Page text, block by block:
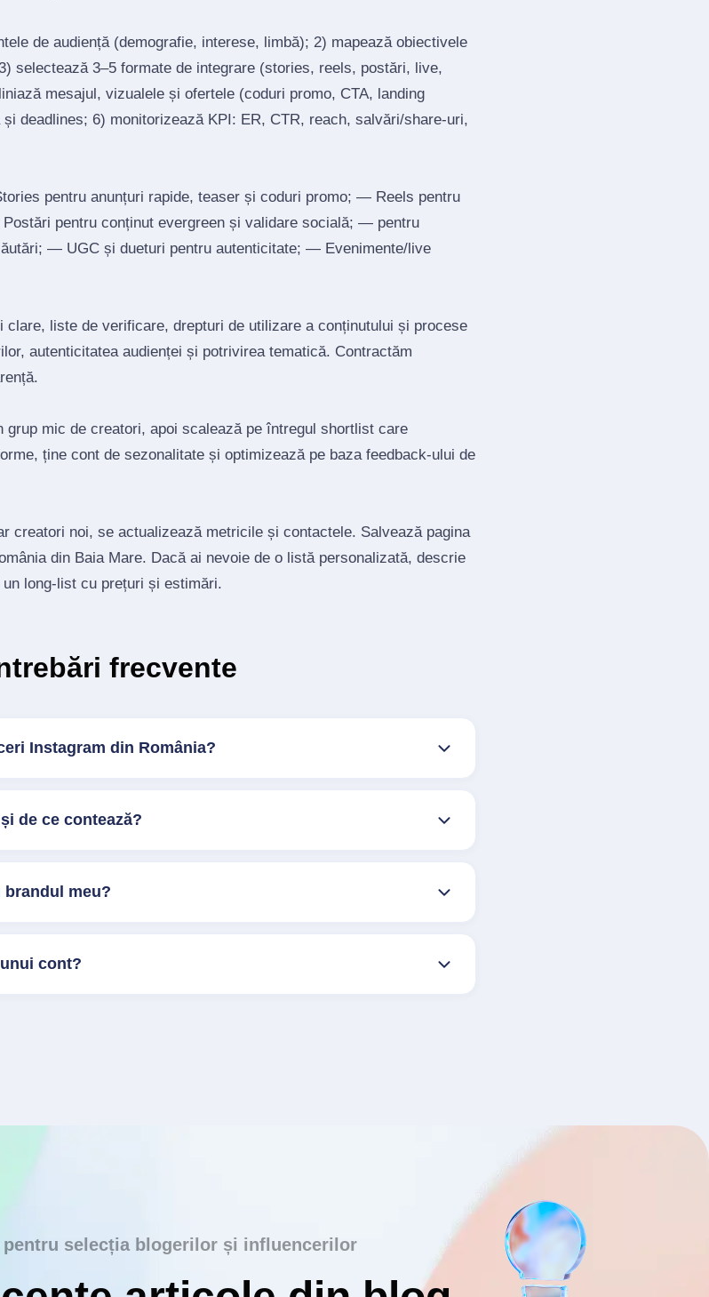
de audiență (demografie, interese, limbă); 2) mapează obiectivele
selectează 3–5 formate de integrare (stories, reels, postări, live,
mesajul, vizualele și ofertele (coduri promo, CTA, landing
deadlines; 6) monitorizează KPI: ER, CTR, reach, salvări/share‑uri,
pentru anunțuri rapide, teaser și coduri promo; — Reels pentru
pentru conținut evergreen și validare socială; — pentru
— UGC și dueturi pentru autenticitate; — Evenimente/live
clare, liste de verificare, drepturi de utilizare a conținutului și procese
autenticitatea audienței și potrivirea tematică. Contractăm
grup mic de creatori, apoi scalează pe întregul shortlist care
ține cont de sezonalitate și optimizează pe baza feedback‑ului de
creatori noi, se actualizează metricile și contactele. Salvează pagina
din Baia Mare. Dacă ai nevoie de o listă personalizată, descrie
long‑list cu prețuri și estimări.
frecvente
Instagram din România?
de ce contează?
meu?
cont?
selecția blogerilor și influencerilor